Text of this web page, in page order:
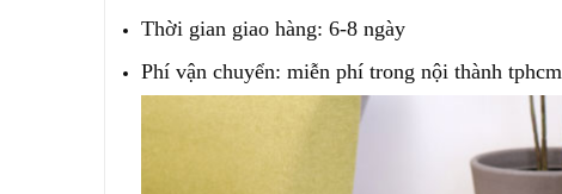
Thời gian giao hàng: 6-8 ngày
Phí vận chuyển: miễn phí trong nội thành tphcm